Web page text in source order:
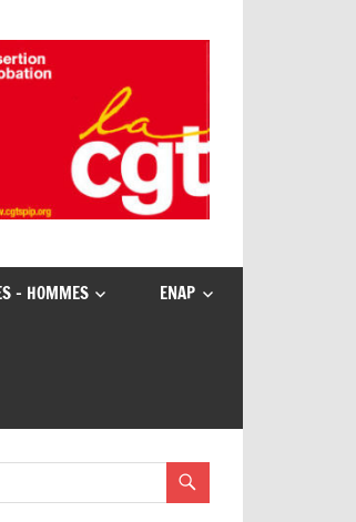
– HOMMES ENAP